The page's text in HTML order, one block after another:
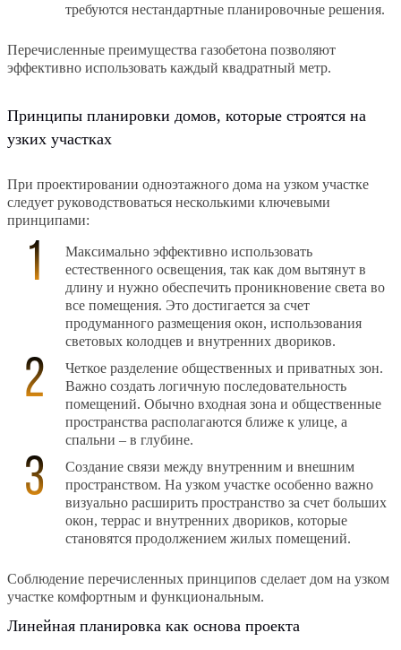
требуются нестандартные планировочные решения.
Перечисленные преимущества газобетона позволяют
эффективно использовать каждый квадратный метр.
Принципы планировки домов, которые строятся на
узких участках
При проектировании одноэтажного дома на узком участке
следует руководствоваться несколькими ключевыми
принципами:
Максимально эффективно использовать
естественного освещения, так как дом вытянут в
длину и нужно обеспечить проникновение света во
все помещения. Это достигается за счет
продуманного размещения окон, использования
световых колодцев и внутренних двориков.
Четкое разделение общественных и приватных зон.
Важно создать логичную последовательность
помещений. Обычно входная зона и общественные
пространства располагаются ближе к улице, а
спальни – в глубине.
Создание связи между внутренним и внешним
пространством. На узком участке особенно важно
визуально расширить пространство за счет больших
окон, террас и внутренних двориков, которые
становятся продолжением жилых помещений.
Соблюдение перечисленных принципов сделает дом на узком
участке комфортным и функциональным.
Линейная планировка как основа проекта